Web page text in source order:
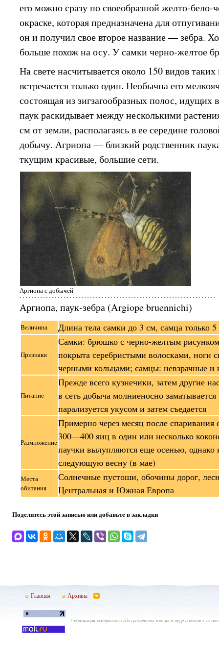
его можно сразу по своеобразной желто-бело-
окраске, которая предназначена для
он и получил свое второе название — зебра.
больше похож на осу. У самки черно-желтое
На свете насчитывается около 150 видов
встречается только один. Необычна его
состоящая из зигзагообразных полос, идущих
паук раскидывает между несколькими
см от земли, располагаясь в ее середине
добычу. Агриопа — близкий родственник
ткущим красивые, большие сети.
Аргиопа с добычей
Аргиопа, паук-зебра (Argiope bruennichi)
Величина Длина тела самки до 3 см, самца только
Признаки
Самки: брюшко с черно-желтым
покрыта серебристыми волосками, ноги
черными кольцами; самцы: невзрачные
Питание
Прежде всего кузнечики, затем другие
в сеть добыча молниеносно
парализуется укусом и затем съедается
Размножение
Примерно через месяц после спаривания
300—400 яиц в один или несколько
паучки вылупляются еще осенью, однако
следующую весну (в мае)
Места
обитания
Солнечные пустоши, обочины дорог,
Центральная и Южная Европа
Поделитесь этой записью или добавьте в закладки
Главная Архивы
Публикация материалов сайта разрешена только в виде анонсов с